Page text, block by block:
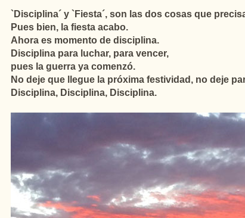
`Disciplina´ y `Fiesta´, son las dos cosas que
Pues bien, la fiesta acabo.
Ahora es momento de disciplina.
Disciplina para luchar, para vencer,
pues la guerra ya comenzó.
No deje que llegue la próxima festividad, no deje
Disciplina, Disciplina, Disciplina.